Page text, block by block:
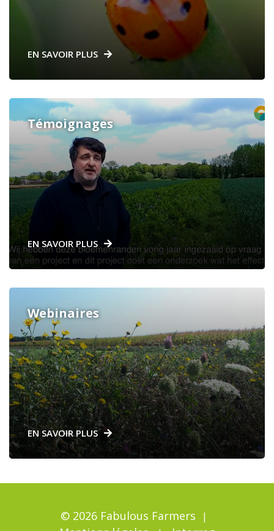
EN SAVOIR PLUS
Témoignages
EN SAVOIR PLUS
Webinaires
EN SAVOIR PLUS
© 2026 Fabulous Farmers